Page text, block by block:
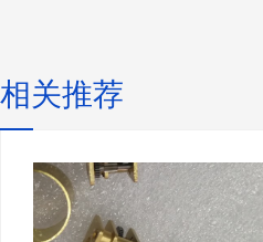
相关推荐